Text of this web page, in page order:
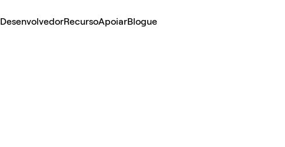
DesenvolvedorRecursoApoiarBlogue